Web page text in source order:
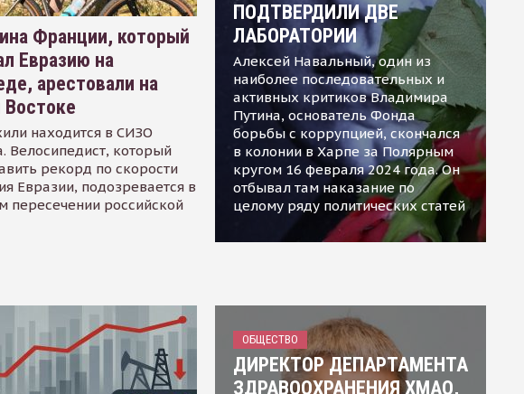
Франции, который
Евразию на
арестовали на
находится в СИЗО
Велосипедист, который
рекорд по скорости
Евразии, подозревается в
пересечении российской
ПОДТВЕРДИЛИ ДВЕ
ЛАБОРАТОРИИ
Алексей Навальный, один из
наиболее последовательных и
активных критиков Владимира
Путина, основатель Фонда
борьбы с коррупцией, скончался
в колонии в Харпе за Полярным
кругом 16 февраля 2024 года. Он
отбывал там наказание по
целому ряду политических статей
ОБЩЕСТВО
ДИРЕКТОР ДЕПАРТАМЕНТА
ЗДРАВООХРАНЕНИЯ ХМАО,